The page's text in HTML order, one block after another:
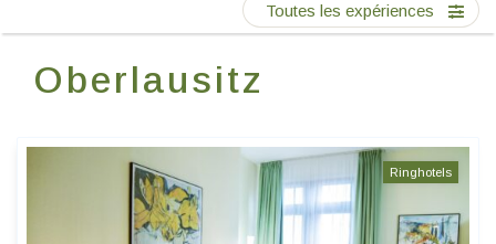
FR
Oberlausitz
Toutes les expériences
Ringhotels